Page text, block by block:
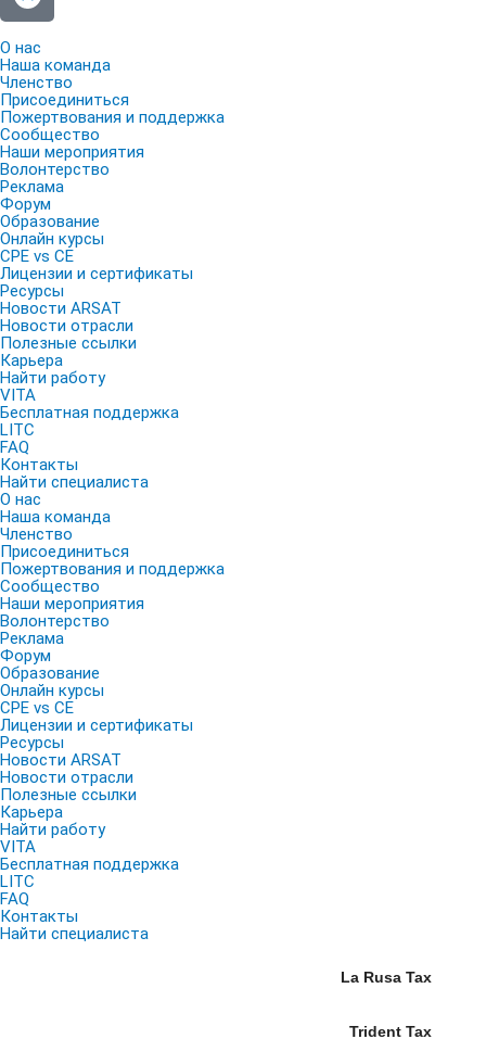
О нас
Наша команда
Членство
Присоединиться
Пожертвования и поддержка
Сообщество
Наши мероприятия
Волонтерство
Реклама
Форум
Образование
Онлайн курсы
CPE vs CE
Лицензии и сертификаты
Ресурсы
Новости ARSAT
Новости отрасли
Полезные ссылки
Карьера
Найти работу
VITA
Бесплатная поддержка
LITC
FAQ
Контакты
Найти специалиста
О нас
Наша команда
Членство
Присоединиться
Пожертвования и поддержка
Сообщество
Наши мероприятия
Волонтерство
Реклама
Форум
Образование
Онлайн курсы
CPE vs CE
Лицензии и сертификаты
Ресурсы
Новости ARSAT
Новости отрасли
Полезные ссылки
Карьера
Найти работу
VITA
Бесплатная поддержка
LITC
FAQ
Контакты
Найти специалиста
La Rusa Tax
Trident Tax